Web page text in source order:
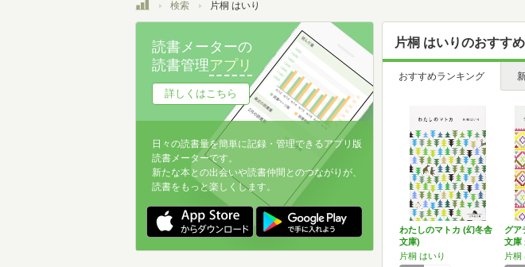
トップ検索 片桐 はいり
片桐 はいりのおすす
おすすめランキング
わたしのマトカ (幻冬舎
文庫)
片桐 はいり
グア
文庫
片桐
読書メーターの
読書管理アプリ
詳しくはこちら
日々の読書量を簡単に記録・管理できるアプリ版
読書メーターです。
新たな本との出会いや読書仲間とのつながりが、
読書をもっと楽しくします。